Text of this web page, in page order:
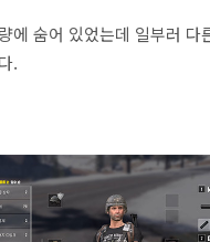
에 숨어 있었는데 일부러 다
.